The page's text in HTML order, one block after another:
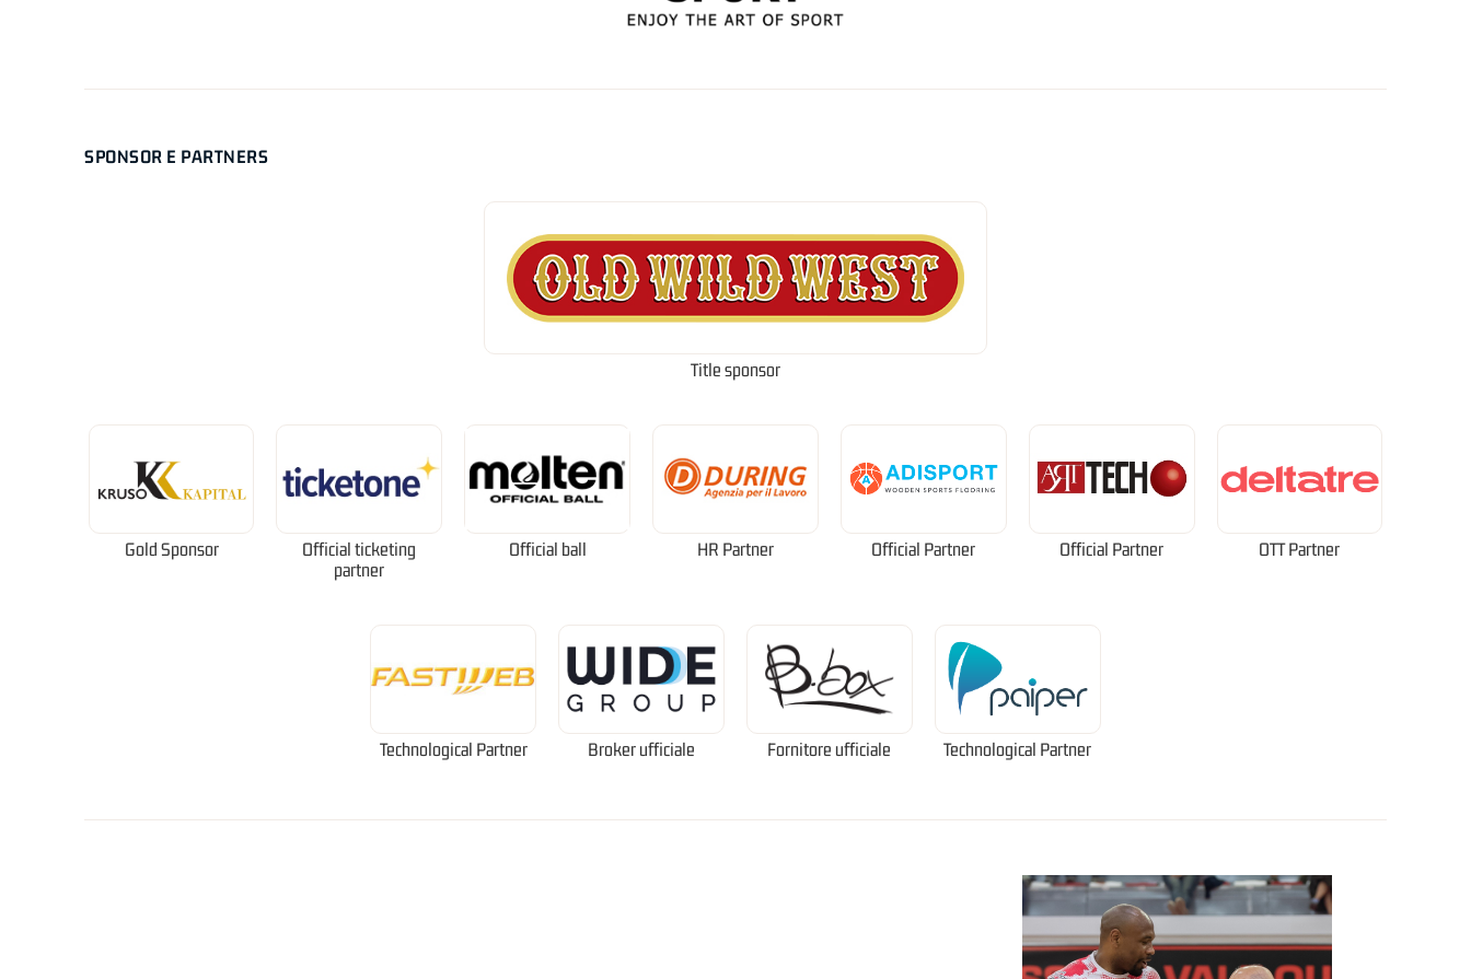
SPONSOR E PARTNERS
Title sponsor
Gold Sponsor
Official ticketing
partner
Official ball HR Partner Official Partner Official Partner OTT Partner
Technological Partner Broker ufficiale Fornitore ufficiale Technological Partner